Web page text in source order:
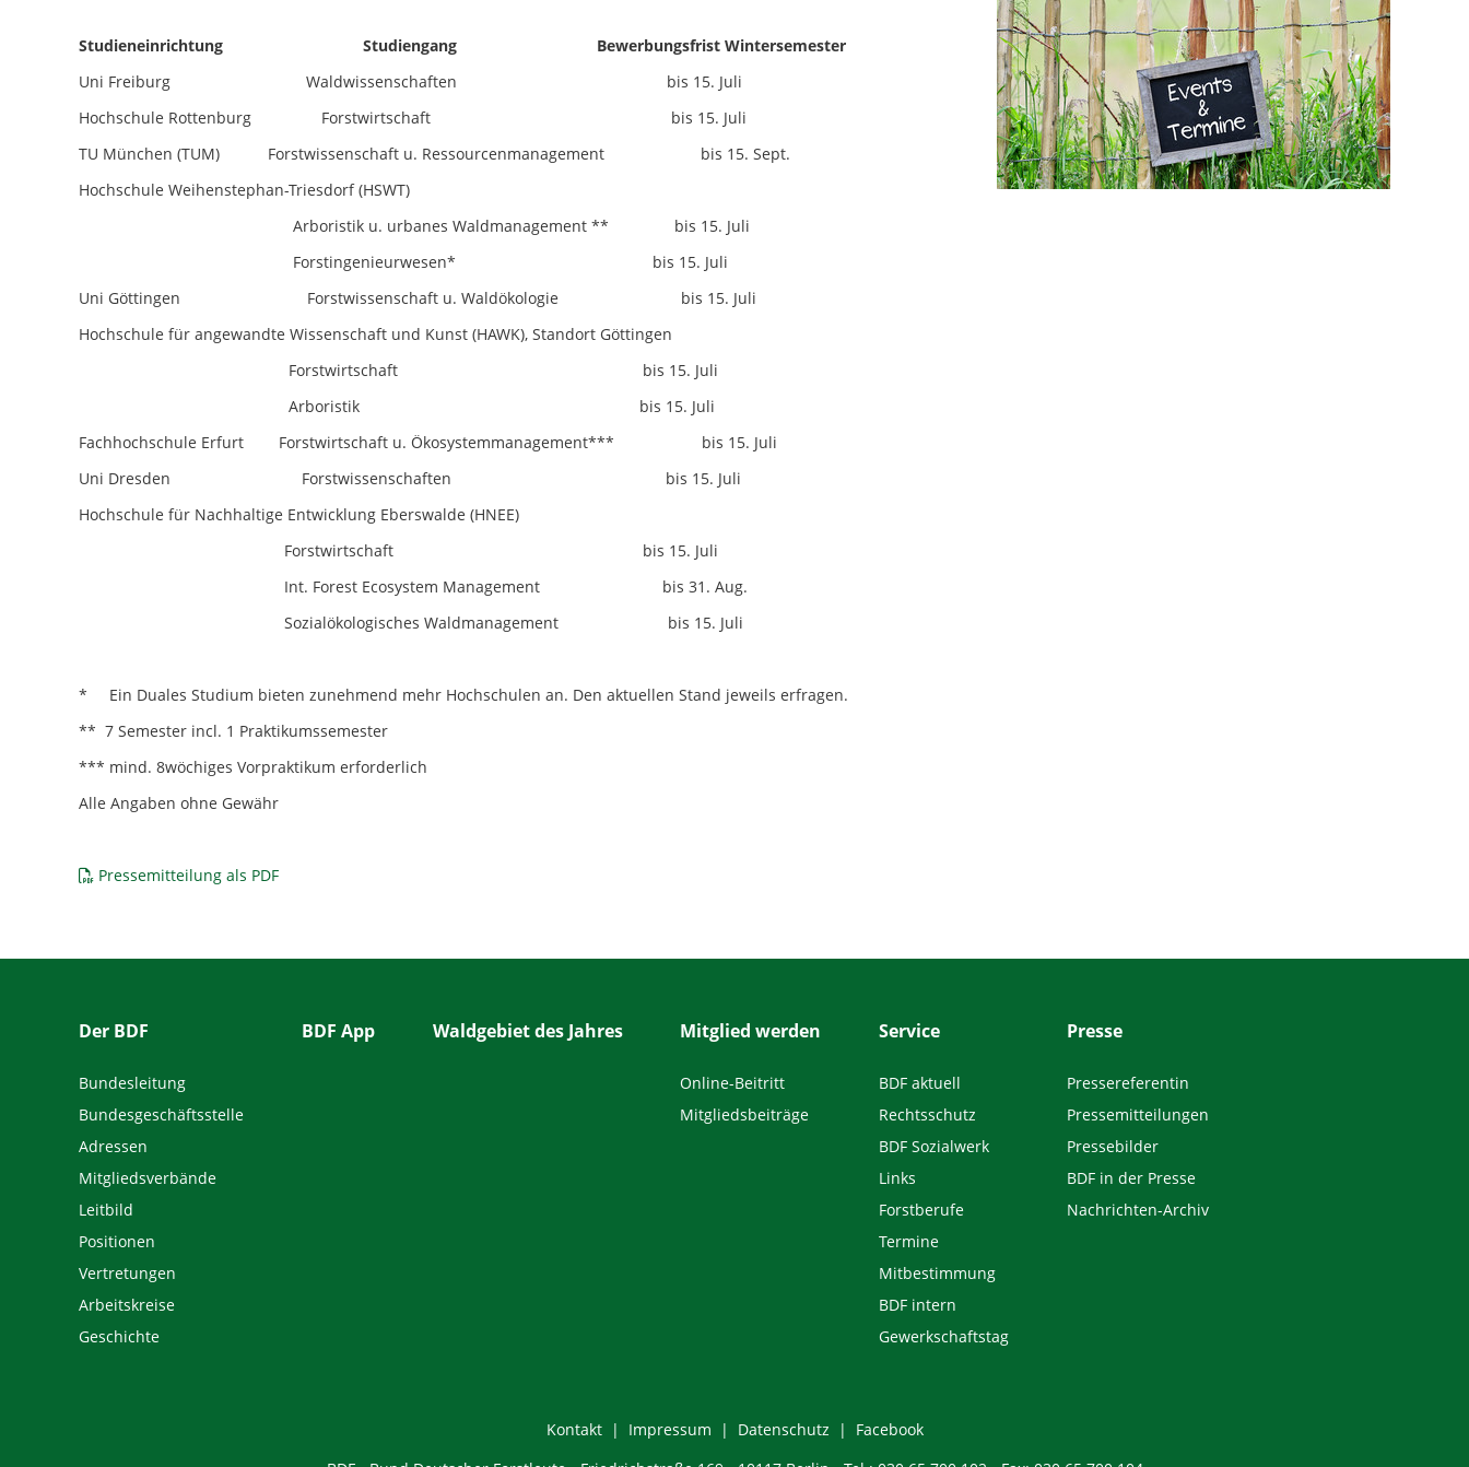
Studieneinrichtung Studiengang Bewerbungsfrist Wintersemester
Uni Freiburg Waldwissenschaften bis 15. Juli
Hochschule Rottenburg Forstwirtschaft bis 15. Juli
TU München (TUM) Forstwissenschaft u. Ressourcenmanagement bis 15. Sept.
Hochschule Weihenstephan-Triesdorf (HSWT)
Arboristik u. urbanes Waldmanagement ** bis 15. Juli
Forstingenieurwesen* bis 15. Juli
Uni Göttingen Forstwissenschaft u. Waldökologie bis 15. Juli
Hochschule für angewandte Wissenschaft und Kunst (HAWK), Standort Göttingen
Forstwirtschaft bis 15. Juli
Arboristik bis 15. Juli
Fachhochschule Erfurt Forstwirtschaft u. Ökosystemmanagement*** bis 15. Juli
Uni Dresden Forstwissenschaften bis 15. Juli
Hochschule für Nachhaltige Entwicklung Eberswalde (HNEE)
Forstwirtschaft bis 15. Juli
Int. Forest Ecosystem Management bis 31. Aug.
Sozialökologisches Waldmanagement bis 15. Juli
* Ein Duales Studium bieten zunehmend mehr Hochschulen an. Den aktuellen Stand jeweils erfragen.
** 7 Semester incl. 1 Praktikumssemester
*** mind. 8wöchiges Vorpraktikum erforderlich
Alle Angaben ohne Gewähr
Pressemitteilung als PDF
Der BDF
Bundesleitung
Bundesgeschäftsstelle
Adressen
Mitgliedsverbände
Leitbild
Positionen
Vertretungen
Arbeitskreise
Geschichte
BDF App Waldgebiet des Jahres Mitglied werden
Online-Beitritt
Mitgliedsbeiträge
Service
BDF aktuell
Rechtsschutz
BDF Sozialwerk
Links
Forstberufe
Termine
Mitbestimmung
BDF intern
Gewerkschaftstag
Presse
Pressereferentin
Pressemitteilungen
Pressebilder
BDF in der Presse
Nachrichten-Archiv
Kontakt Impressum Datenschutz
Facebook